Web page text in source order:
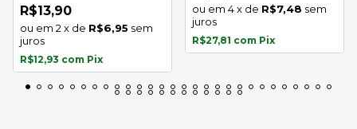
R$13,90
2 x de R$6,95 sem
juros
R$12,93 com Pix
4x de R$7,48 sem
juros
R$27,81 com Pix